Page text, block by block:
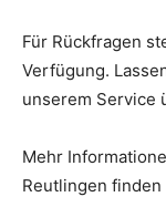
Für Rückfragen
Verfügung.
unserem Service
Mehr
Reutlingen